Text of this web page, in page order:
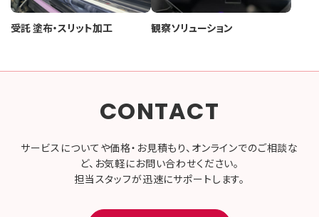
受託 塗布・スリット加工 観察ソリューション
CONTACT
サービスについてや価格・お見積もり、オンラインでのご相談な
ど、お気軽にお問い合わせください。
担当スタッフが迅速にサポートします。